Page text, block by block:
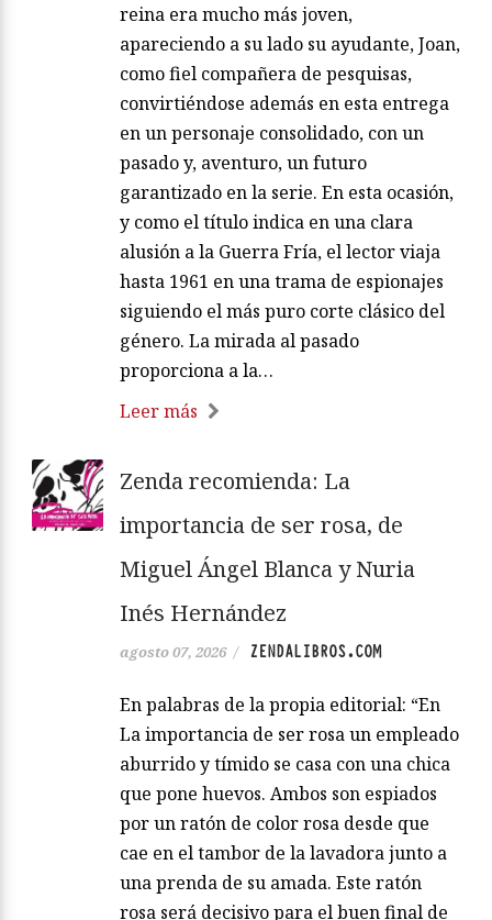
reina era mucho más joven,
apareciendo a su lado su ayudante, Joan,
como fiel compañera de pesquisas,
convirtiéndose además en esta entrega
en un personaje consolidado, con un
pasado y, aventuro, un futuro
garantizado en la serie. En esta ocasión,
y como el título indica en una clara
alusión a la Guerra Fría, el lector viaja
hasta 1961 en una trama de espionajes
siguiendo el más puro corte clásico del
género. La mirada al pasado
proporciona a la…
Leer más
Zenda recomienda: La
importancia de ser rosa, de
Miguel Ángel Blanca y Nuria
Inés Hernández
agosto 07, 2026 / ZENDALIBROS.COM
En palabras de la propia editorial: “En
La importancia de ser rosa un empleado
aburrido y tímido se casa con una chica
que pone huevos. Ambos son espiados
por un ratón de color rosa desde que
cae en el tambor de la lavadora junto a
una prenda de su amada. Este ratón
rosa será decisivo para el buen final de